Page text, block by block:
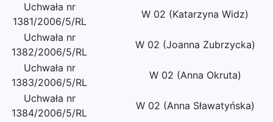
Uchwała nr
1381/2006/5/RL
W 02 (Katarzyna Widz)
Uchwała nr
1382/2006/5/RL
W 02 (Joanna Zubrzycka)
Uchwała nr
1383/2006/5/RL
W 02 (Anna Okruta)
Uchwała nr
1384/2006/5/RL
W 02 (Anna Sławatyńska)